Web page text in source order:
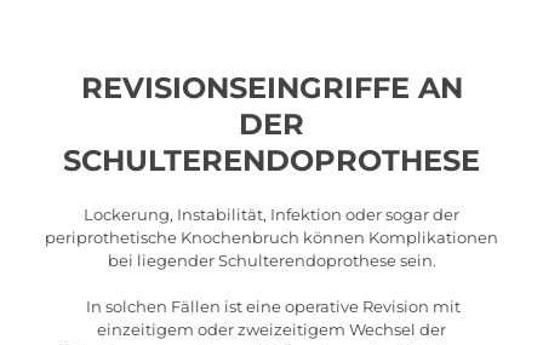
REVISIONSEINGRIFFE AN
DER
SCHULTERENDOPROTHESE
Lockerung, Instabilität, Infektion oder sogar der
periprothetische Knochenbruch können Komplikationen
bei liegender Schulterendoprothese sein.
​ In solchen Fällen ist eine operative Revision mit
einzeitigem oder zweizeitigem Wechsel der